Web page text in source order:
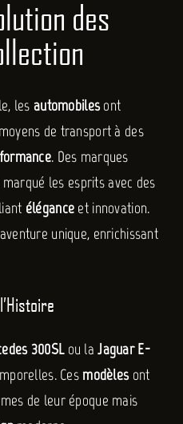
des
les automobilesont
de transport à des
. Des marques
marqué les esprits avec des
élégance et innovation.
unique, enrichissant
300SLou laJaguar E-
Cesmodèlesont
de leur époque mais